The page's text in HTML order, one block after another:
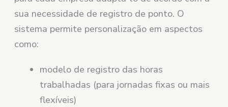
sua necessidade de registro de ponto. O
sistema permite personalização em aspectos
como:
modelo de registro das horas
trabalhadas (para jornadas fixas ou mais
flexíveis)